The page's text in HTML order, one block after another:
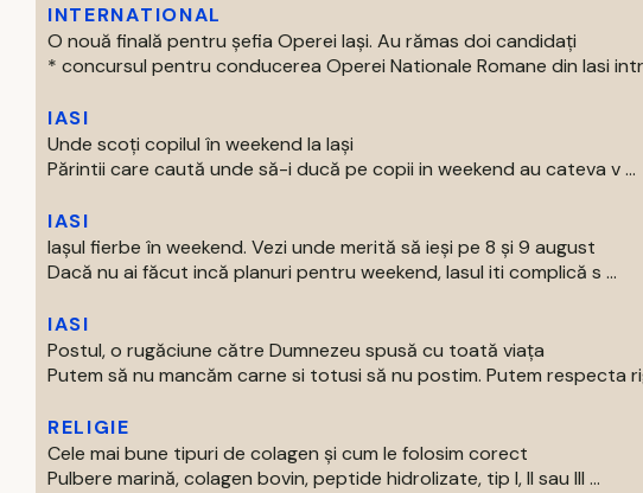
INTERNATIONAL
O nouă finală pentru șefia Operei Iași. Au rămas doi candidați
* concursul pentru conducerea Operei Nationale Romane din Iasi
IASI
Unde scoți copilul în weekend la Iași
Părintii care caută unde să-i ducă pe copii in weekend au cateva v ...
IASI
Iașul fierbe în weekend. Vezi unde merită să ieși pe 8 și 9 august
Dacă nu ai făcut incă planuri pentru weekend, Iasul iti complică s ...
IASI
Postul, o rugăciune către Dumnezeu spusă cu toată viața
Putem să nu mancăm carne si totusi să nu postim. Putem respecta
RELIGIE
Cele mai bune tipuri de colagen și cum le folosim corect
Pulbere marină, colagen bovin, peptide hidrolizate, tip I, II sau III ...